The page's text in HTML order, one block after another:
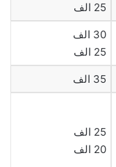
25 الف
30 الف
25 الف
35 الف
25 الف
20 الف